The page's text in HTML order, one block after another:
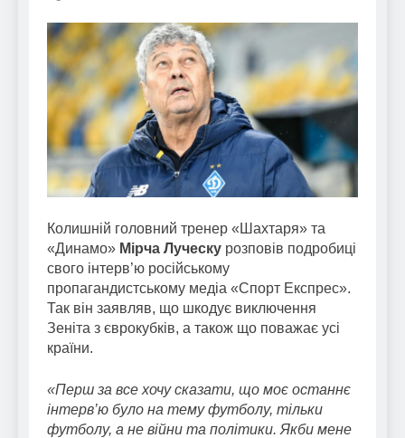
Колишній головний тренер «Шахтаря» та
«Динамо» Мірча Луческу розповів подробиці
свого інтерв’ю російському
пропагандистському медіа «Спорт Експрес».
Так він заявляв, що шкодує виключення
Зеніта з єврокубків, а також що поважає усі
країни.
«Перш за все хочу сказати, що моє останнє
інтерв’ю було на тему футболу, тільки
футболу, а не війни та політики. Якби мене